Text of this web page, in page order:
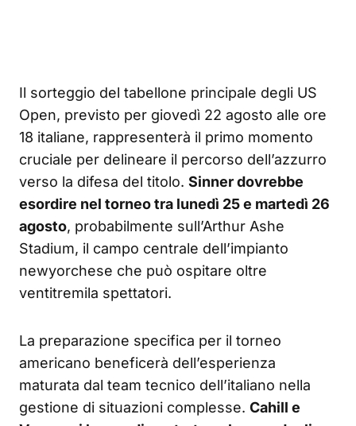
Il sorteggio del tabellone principale degli US
Open, previsto per giovedì 22 agosto alle ore
18 italiane, rappresenterà il primo momento
cruciale per delineare il percorso dell’azzurro
verso la difesa del titolo. Sinner dovrebbe
esordire nel torneo tra lunedì 25 e martedì 26
agosto, probabilmente sull’Arthur Ashe
Stadium, il campo centrale dell’impianto
newyorchese che può ospitare oltre
ventitremila spettatori.
La preparazione specifica per il torneo
americano beneficerà dell’esperienza
maturata dal team tecnico dell’italiano nella
gestione di situazioni complesse. Cahill e